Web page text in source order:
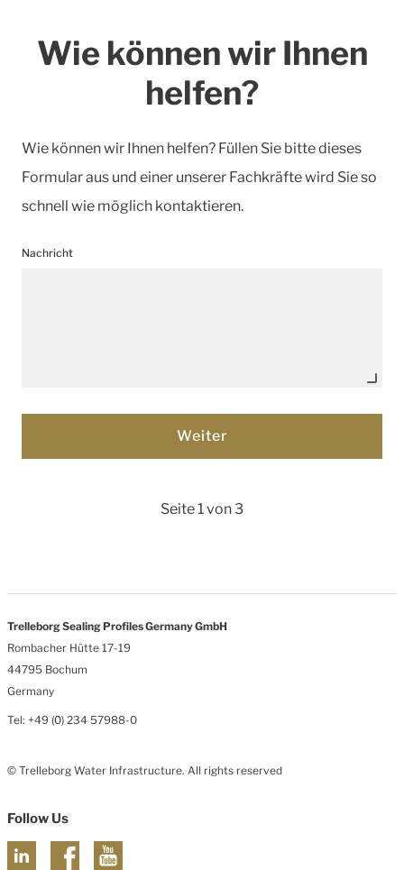
Wie können wir Ihnen
helfen?
Wie können wir Ihnen helfen? Füllen Sie bitte dieses
Formular aus und einer unserer Fachkräfte wird Sie so
schnell wie möglich kontaktieren.
Nachricht
Seite 1 von 3
Trelleborg Sealing Profiles Germany GmbH
Rombacher Hütte 17-19
44795 Bochum
Germany
Tel: +49 (0) 234 57988-0
© Trelleborg Water Infrastructure. All rights reserved
Follow Us